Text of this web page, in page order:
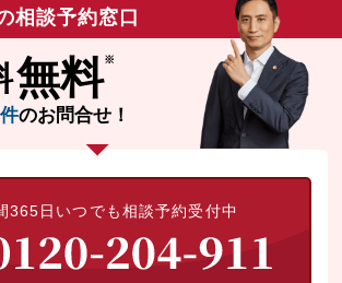
相談予約窓口
無料
のお問合せ！
365日いつでも相談予約受付中